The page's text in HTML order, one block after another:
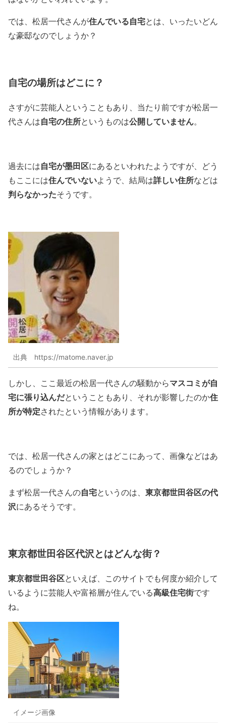
では、松居一代さんが住んでいる自宅とは、いったいどん
な豪邸なのでしょうか？
自宅の場所はどこに？
さすがに芸能人ということもあり、当たり前ですが松居一
代さんは自宅の住所というものは公開していません。
過去には自宅が墨田区にあるといわれたようですが、どう
もここには住んでいないようで、結局は詳しい住所などは
判らなかったそうです。
出典 https://matome.naver.jp
しかし、ここ最近の松居一代さんの騒動からマスコミが自
宅に張り込んだということもあり、それが影響したのか住
所が特定されたという情報があります。
では、松居一代さんの家とはどこにあって、画像などはあ
るのでしょうか？
まず松居一代さんの自宅というのは、 東京都世田谷区の代
沢にあるそうです。
東京都世田谷区代沢とはどんな街？
東京都世田谷区といえば、このサイトでも何度か紹介して
いるように芸能人や富裕層が住んでいる高級住宅街です
ね。
イメージ画像